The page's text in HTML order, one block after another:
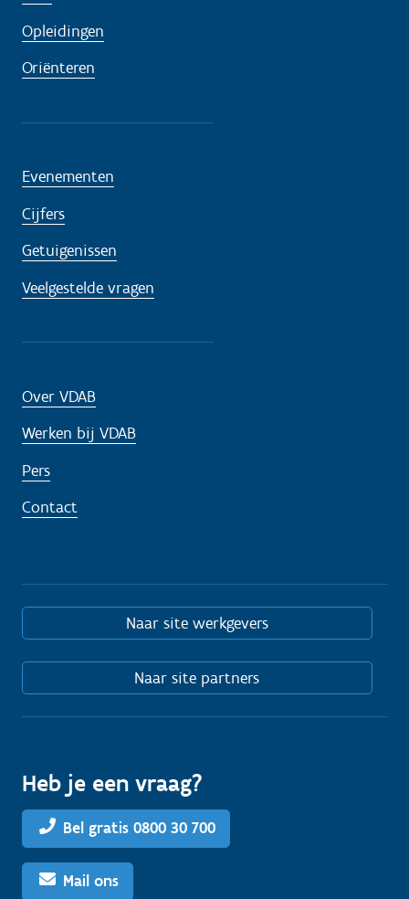
Opleidingen
Oriënteren
Evenementen
Cijfers
Getuigenissen
Veelgestelde vragen
Over VDAB
Werken bij VDAB
Pers
Contact
Naar site werkgevers
Naar site partners
Heb je een vraag?
Bel gratis 0800 30 700
Mail ons